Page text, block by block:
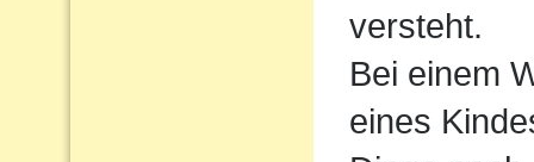
versteht.
Bei einem
eines